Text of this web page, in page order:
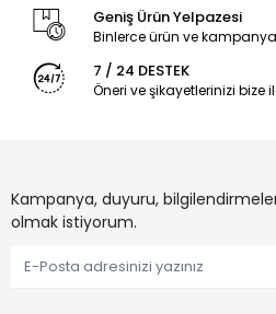
Geniş Ürün Yelpazesi
Binlerce ürün ve
7 / 24 DESTEK
Öneri ve şikayetlerinizi bize
Kampanya, duyuru,
olmak istiyorum.